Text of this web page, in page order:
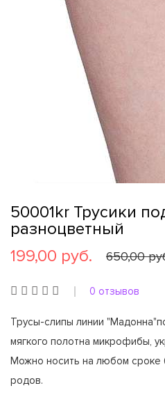
50001kr Трусики
разноцветный
199,00 руб.
650,00
0 отзывов
Трусы-слипы линии
мягкого полотна микрофибы,
Можно носить на любом сроке
родов.